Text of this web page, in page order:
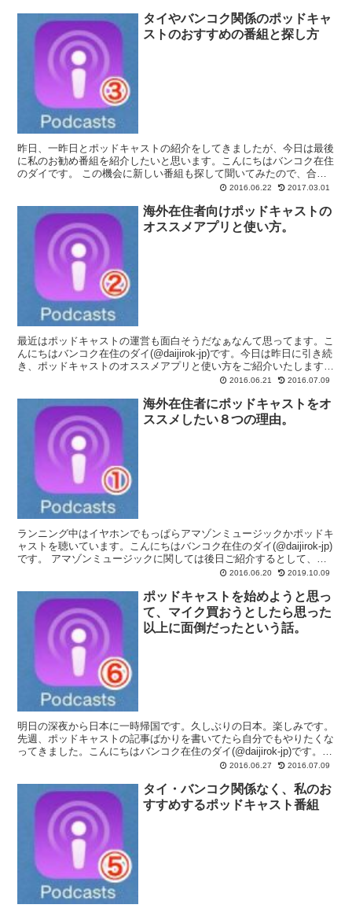
タイやバンコク関係のポッドキャ
ストのおすすめの番組と探し方
昨日、一昨日とポッドキャストの紹介をしてきましたが、今日は最後
に私のお勧め番組を紹介したいと思います。こんにちはバンコク在住
のダイです。 この機会に新しい番組も探して聞いてみたので、合わ
せてご紹介したいと思います。 初めての方へ。ポッドキャ...
2016.06.22 2017.03.01
海外在住者向けポッドキャストの
オススメアプリと使い方。
最近はポッドキャストの運営も面白そうだなぁなんて思ってます。こ
んにちはバンコク在住のダイ(@daijirok-jp)です。今日は昨日に引き続
き、ポッドキャストのオススメアプリと使い方をご紹介いたします。
2016.06.21 2016.07.09
海外在住者にポッドキャストをオ
ススメしたい８つの理由。
ランニング中はイヤホンでもっぱらアマゾンミュージックかポッドキ
ャストを聴いています。こんにちはバンコク在住のダイ(@daijirok-jp)
です。 アマゾンミュージックに関しては後日ご紹介するとして、今
日はポッドキャストと私のオススメの番組...
2016.06.20 2019.10.09
ポッドキャストを始めようと思っ
て、マイク買おうとしたら思った
以上に面倒だったという話。
明日の深夜から日本に一時帰国です。久しぶりの日本。楽しみです。
先週、ポッドキャストの記事ばかりを書いてたら自分でもやりたくな
ってきました。こんにちはバンコク在住のダイ(@daijirok-jp)です。と
いう事、アマゾンで購入して帰国したら家...
2016.06.27 2016.07.09
タイ・バンコク関係なく、私のお
すすめするポッドキャスト番組